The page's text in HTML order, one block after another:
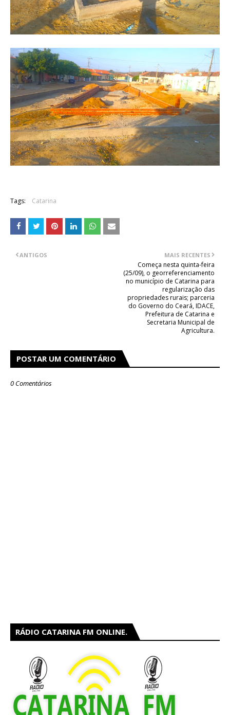
Tags: Catarina
MAIS RECENTES
Começa nesta quinta-feira
(25/09), o georreferenciamento
no município de Catarina para
regularização das
propriedades rurais; parceria
do Governo do Ceará, IDACE,
Prefeitura de Catarina e
Secretaria Municipal de
Agricultura.
ANTIGOS
POSTAR UM COMENTÁRIO
0 Comentários
RÁDIO CATARINA FM ONLINE.